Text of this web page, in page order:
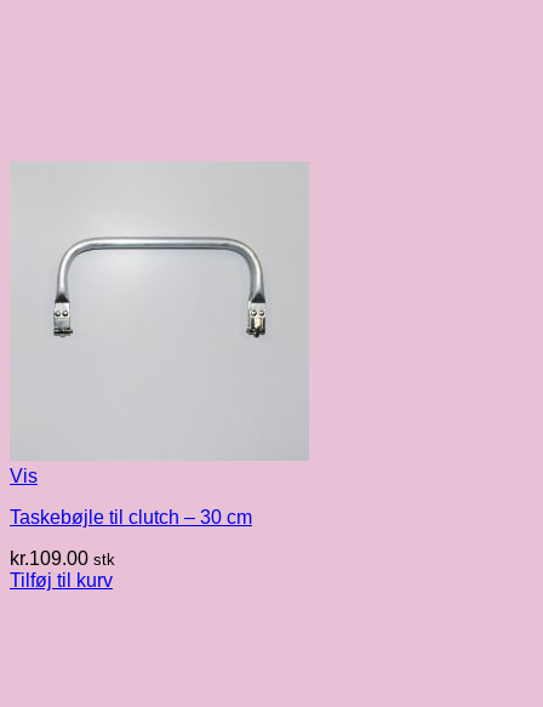
Vis
Taskebøjle til clutch – 30 cm
kr.109.00 stk
Tilføj til kurv